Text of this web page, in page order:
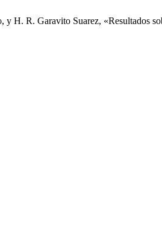
H. R. Garavito Suarez, «Resultados